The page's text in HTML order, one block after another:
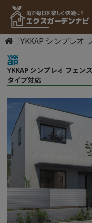
YKKAP シンプレオ
YKKAP シンプレオ フェン
タイプ対応